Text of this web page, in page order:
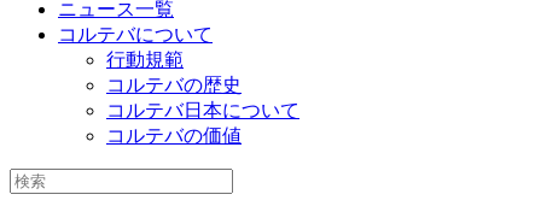
ニュース一覧
コルテバについて
行動規範
コルテバの歴史
コルテバ日本について
コルテバの価値